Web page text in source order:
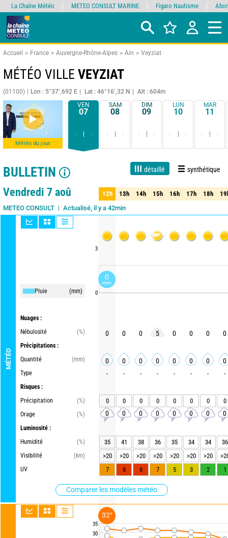
Accueil France Auvergne-Rhône-Alpes Ain Veyziat
MÉTÉO VILLE VEYZIAT
(01100) Lon : 5°37’,692 E Lat : 46°16’,32 N Alt : 604m
Météo du jour
VEN
07
- -
SAM
08
- -
DIM
09
- -
LUN
10
- -
MAR
11
- -
BULLETIN détaillé synthétique
Live 1 jour 3 jours 15 jours Fiabilité 90%
Vendredi 7 aoû
METEO CONSULT Actualisé, il y a 42min
MÉTÉO
Pluie (mm)
Nuages :
Nébulosité
(%)
Précipitations :
Quantité
(mm)
Type
Risques :
Précipitation
(%)
Orage
(%)
Luminosité :
Humidité
(%)
Visibilité
(km)
UV
Comparer les modèles météo
3
0
35
30
12h 13h 14h 15h 16h 17h 18h
12h 13h 14h 15h 16h 17h 18h
0 0 0 5 0 0 0 0
0 0 0 0 0 0 0 0
- - - - - - - -
0 0 0 0 0 0 0 0
0 0 0 0 0 0 0 0
35 41 38 36 35 34 34
36
>20
>20 >20 >20 >20 >20 >20
7
8 8 7 5 3 2 1
La Chaîne Météo METEO CONSULT MARINE Figaro Nautisme
0
mm
32°